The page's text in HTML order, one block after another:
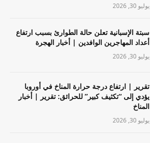
يوليو 30, 2026
سبتة الإسبانية تعلن حالة الطوارئ بسبب ارتفاع
أعداد المهاجرين الوافدين | أخبار الهجرة
يوليو 30, 2026
تقرير | ارتفاع درجة حرارة المناخ في أوروبا
يؤدي إلى “تكثيف كبير” للحرائق: تقرير | أخبار
المناخ
يوليو 30, 2026